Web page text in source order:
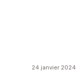
24 janvier 2024